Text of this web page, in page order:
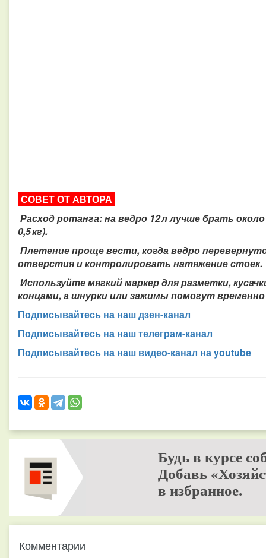
СОВЕТ ОТ АВТОРА
Расход ротанга: на ведро 12 л лучше брать
0,5 кг).
Плетение проще вести, когда ведро переве
отверстия и контролировать натяжение стоек.
Используйте мягкий маркер для разметки,
концами, а шнурки или зажимы помогут
Подписывайтесь на наш дзен-канал
Подписывайтесь на наш телеграм-канал
Подписывайтесь на наш видео-канал на youtube
Будь в курсе
Добавь
в избранное.
Комментарии